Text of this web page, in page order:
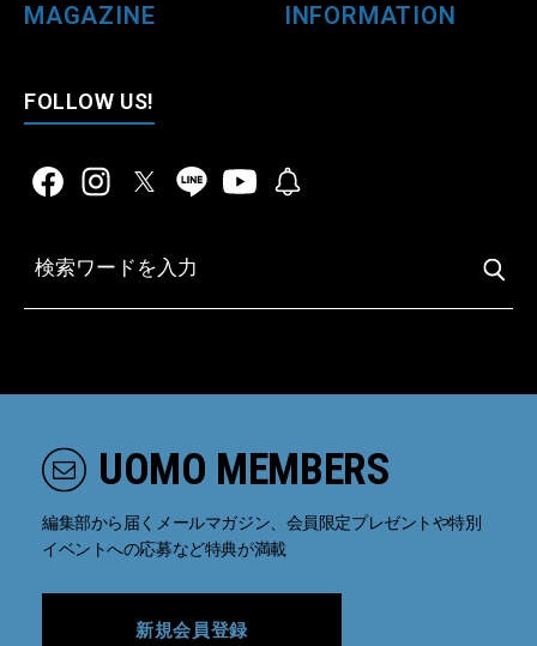
MAGAZINE INFORMATION
FOLLOW US!
UOMO MEMBERS
編集部から届くメールマガジン、会員限定プレゼントや特別
イベントへの応募など特典が満載
新規会員登録